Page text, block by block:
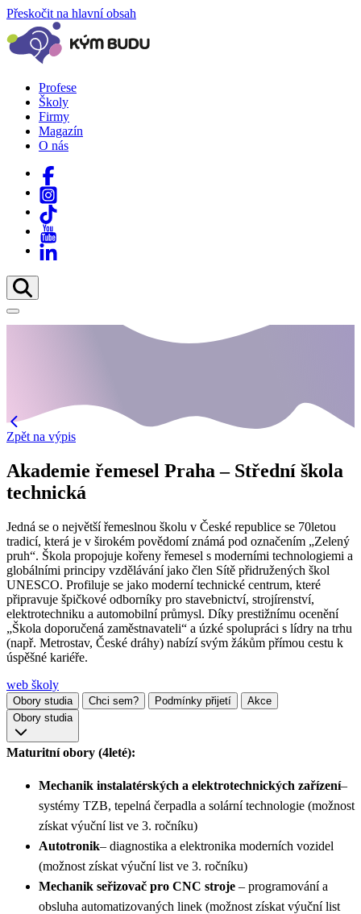
Přeskočit na hlavní obsah
Profese
Školy
Firmy
Magazín
O nás
Zpět na výpis
Akademie řemesel Praha – Střední škola
technická
Jedná se o největší řemeslnou školu v České republice se 70letou
tradicí, která je v širokém povědomí známá pod označením „Zelený
pruh“. Škola propojuje kořeny řemesel s moderními technologiemi a
globálními principy vzdělávání jako člen Sítě přidružených škol
UNESCO. Profiluje se jako moderní technické centrum, které
připravuje špičkové odborníky pro stavebnictví, strojírenství,
elektrotechniku a automobilní průmysl. Díky prestižnímu ocenění
„Škola doporučená zaměstnavateli“ a úzké spolupráci s lídry na trhu
(např. Metrostav, České dráhy) nabízí svým žákům přímou cestu k
úspěšné kariéře.
web školy
Obory studia Chci sem? Podmínky přijetí
Akce
Obory studia
Maturitní obory (4leté):
Mechanik instalatérských a elektrotechnických zařízení–
systémy TZB, tepelná čerpadla a solární technologie (možnost
získat výuční list ve 3. ročníku)
Autotronik– diagnostika a elektronika moderních vozidel
(možnost získat výuční list ve 3. ročníku)
Mechanik seřizovač pro CNC stroje – programování a
obsluha automatizovaných linek (možnost získat výuční list